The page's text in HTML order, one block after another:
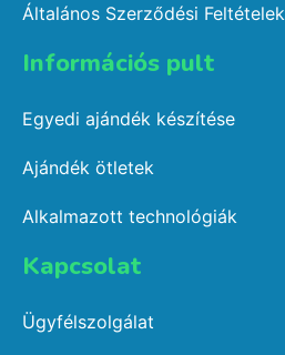
Általános Szerződési Feltételek
Információs pult​
Egyedi ajándék készítése
Ajándék ötletek
Alkalmazott technológiák
Kapcsolat​
Ügyfélszolgálat